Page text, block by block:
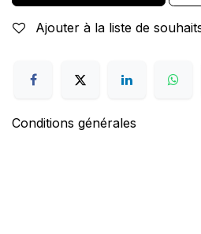
Ajouter à la liste de
Conditions générales